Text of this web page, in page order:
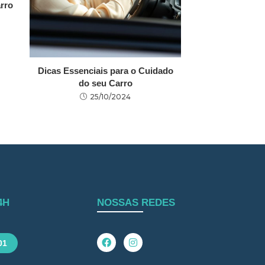
Dicas Essenciais para o Cuidado
do seu Carro
25/10/2024
NOSSAS REDES